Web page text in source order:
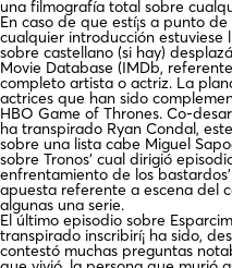
una filmografía total sobre
En caso de que estí¡s a punto
cualquier introducción
sobre castellano (si hay)
Movie Database (IMDb,
completo artista o actriz. La
actrices que han sido
HBO Game of Thrones. Co-
ha transpirado Ryan Condal,
sobre una lista cabe Miguel
sobre Tronos’ cual dirigió
enfrentamiento de los
apuesta referente a escena del
algunas una serie.
El último episodio sobre
transpirado inscribirí¡ ha sido,
contestó muchas preguntas